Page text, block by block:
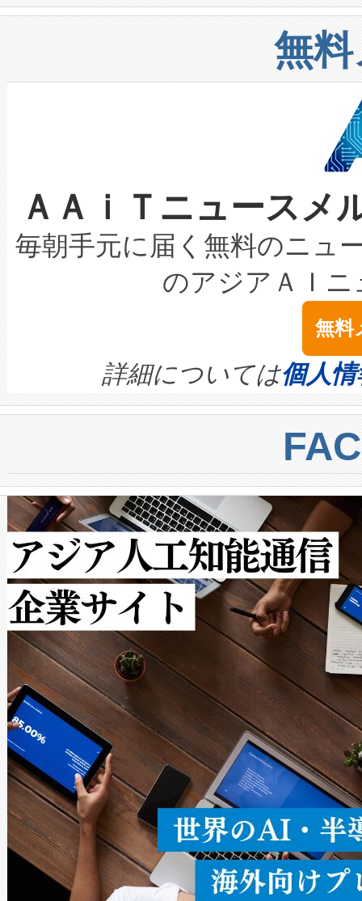
上げおよび商用化段階におけ
設備整備および立ち上げ調整
加組織は、Enzeneのバイオ
選定された製品について、自
取得できる可能性もあります
設には、3億～4億ドルかか
最高経営責任者（CEO）であ
す。「当社のfully-connected
ームを利用すれば、6,000万
きます。この効率性は、フェ
増加しているデータセンター
る電力網に大きな負担をかけ
事業者の負担軽減という課題
系統連系を迅速にし、ピーク
限を超えて利用可能な電力容
持できるよう貢献します。こ
ービスレベル契約（SLA）違
テリー性能の劣化によるダウ
念は、現在データセンターが
ます。 Voltaiq provides a
quality and reliability for AI
BESS stack to ensure battery
centers. Voltaiqは、ai&のAI
からシステム統合、試運転、
クルの各段階のデータを監視
[…]
リューション「Avia 2」を発
したAvia 2は、1,000メート
狭視野のFOVを切り替えるこ
ケーブル、枝などの細かな対
なレーザースポットにより、
な環境下でも豊かなディテー
キロメートル範囲を検出
LiDAR for Inspections,
は1535 nmレーザーを搭載。
イズの小径化を実現すること
す。ノーマルモードでは、
ートル先まで検出でき、これ
トに対して約600メートルに
では、反射率10％のターゲッ
で向上し、最大検知距離は
ットだけで最大1キロメート
ルの変電所周囲を監視でき、
作業と点群処理を簡素化でき
Avia 2は、2種類のFOVオプシ
× 80°のノーマルモード、長
ードを切り替えて使用するこ
ることなく、単一のデバイス
うにします。遠距離まで届く
密度なスキャ […]
無
ＡＡｉＴニュース
毎朝手元に届く無料のニュ
のアジアＡＩ
無料
詳細については個人